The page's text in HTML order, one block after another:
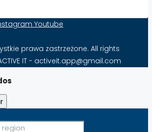
Youtube
prawa zastrzeżone. All rights
IT - activeit.app@gmail.com